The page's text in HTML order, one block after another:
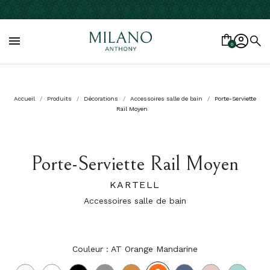
 0
Accueil Produits Décorations Accessoires salle de bain
Porte-Serviette
Rail Moyen
Porte-Serviette Rail Moyen
KARTELL
Accessoires salle de bain
Couleur : AT Orange Mandarine